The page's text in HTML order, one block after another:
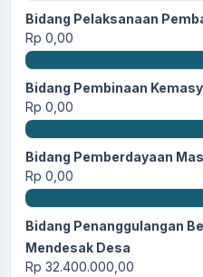
Bidang Pelaksanaan
Rp 0,00
Bidang Pembinaan
Rp 0,00
Bidang Pemberdayaan
Rp 0,00
Bidang Penanggulangan
Mendesak Desa
Rp 32.400.000,00